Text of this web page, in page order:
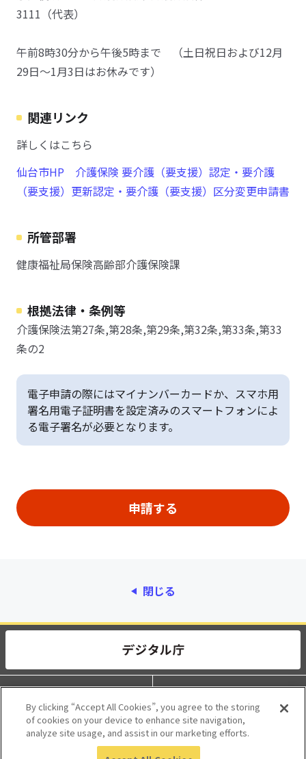
3111（代表）
午前8時30分から午後5時まで （土日祝日および12月
29日～1月3日はお休みです）
関連リンク
詳しくはこちら
仙台市HP 介護保険 要介護（要支援）認定・要介護
（要支援）更新認定・要介護（要支援）区分変更申請書
所管部署
健康福祉局保険高齢部介護保険課
根拠法律・条例等
介護保険法第27条,第28条,第29条,第32条,第33条,第33
条の2
電子申請の際にはマイナンバーカードか、スマホ用
署名用電子証明書を設定済みのスマートフォンによ
る電子署名が必要となります。
閉じる
動作環境 個人情報保護
利用規約 アクセシビリティ
By clicking “Accept All Cookies”, you agree to the storing
of cookies on your device to enhance site navigation,
analyze site usage, and assist in our marketing efforts.